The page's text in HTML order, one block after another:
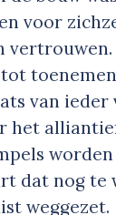
voor
van ieder
het
dat nog te
weggezet.